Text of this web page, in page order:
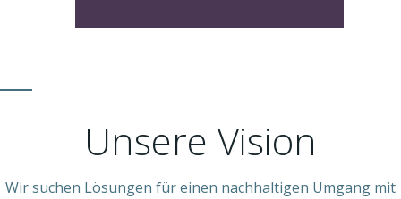
Unsere Vision
Wir suchen Lösungen für einen nachhaltigen Umgang mit